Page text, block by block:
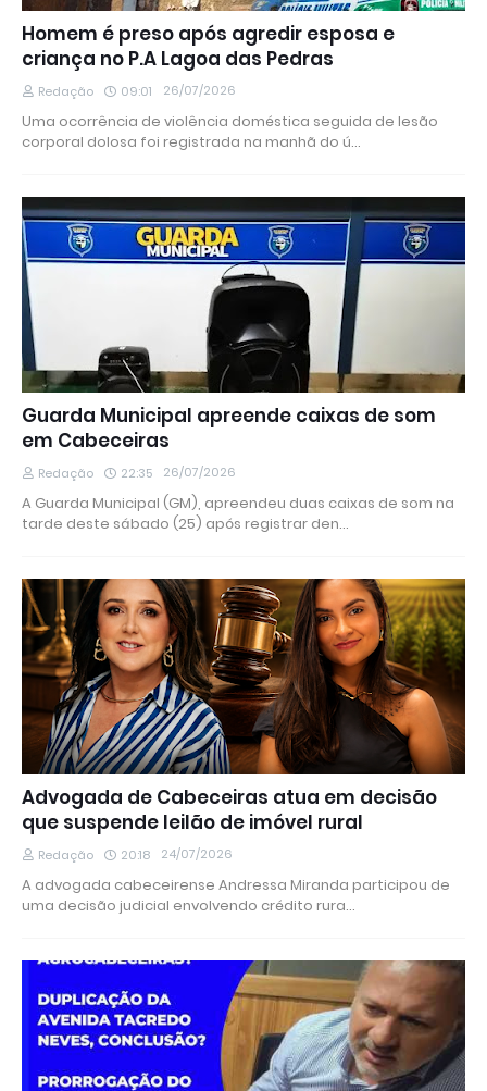
Homem é preso após agredir esposa e
criança no P.A Lagoa das Pedras
Redação 09:01 26/07/2026
Uma ocorrência de violência doméstica seguida de lesão
corporal dolosa foi registrada na manhã do ú…
Guarda Municipal apreende caixas de som
em Cabeceiras
Redação 22:35 26/07/2026
A Guarda Municipal (GM), apreendeu duas caixas de som na
tarde deste sábado (25) após registrar den…
Advogada de Cabeceiras atua em decisão
que suspende leilão de imóvel rural
Redação 20:18 24/07/2026
A advogada cabeceirense Andressa Miranda participou de
uma decisão judicial envolvendo crédito rura…